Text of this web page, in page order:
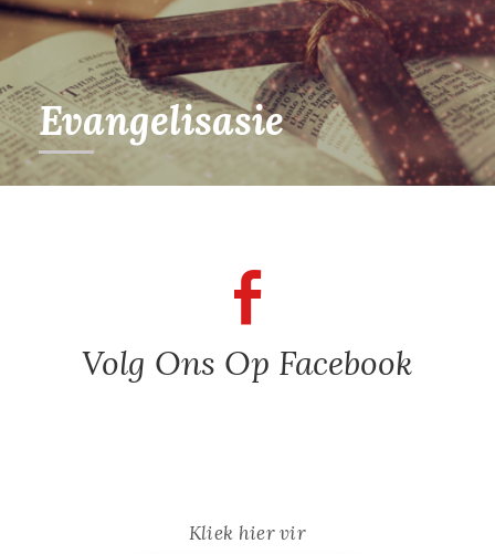
Evangelisasie
Volg Ons Op Facebook
Kliek hier vir